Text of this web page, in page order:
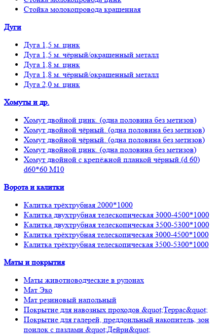
Стойка молокопровода крашенная
Дуги
Дуга 1,5 м. цинк
Дуга 1,5 м. чёрный/окрашенный металл
Дуга 1,8 м. цинк
Дуга 1,8 м. чёрный/окрашенный металл
Дуга 2,0 м. цинк
Хомуты и др.
Хомут двойной цинк. (одна половина без метизов)
Хомут двойной чёрный. (одна половина без метизов)
Хомут двойной чёрный. (одна половина без метизов)
Хомут двойной цинк. (одна половина без метизов)
Хомут двойной с крепёжной планкой чёрный.(d 60)
d60*60 М10
Ворота и калитки
Калитка трёхтрубная 2000*1000
Калитка двухтрубная телескопическая 3000-4500*1000
Калитка двухтрубная телескопическая 3500-5300*1000
Калитка трёхтрубная телескопическая 3000-4500*1000
Калитка трёхтрубная телескопическая 3500-5300*1000
Маты и покрытия
Маты животноводческие в рулонах
Мат Эко
Мат резиновый напольный
Покрытие для навозных проходов &quot;Террас&quot;
Покрытие для галерей, преддоильный накопитель, зон
поилок с пазлами &quot;Дейри&quot;